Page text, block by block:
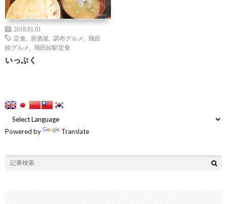
2018.01.01
定食
居酒屋 調布グルメ
飛田
給グルメ
飛田給駅定食
いっぷく
Powered by Translate